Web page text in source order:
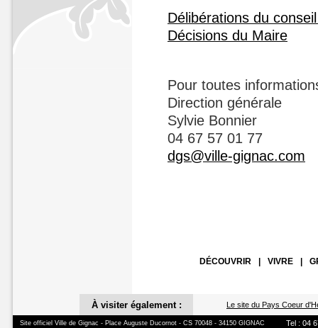
Délibérations du
Décisions du Maire
Pour toutes
Direction générale
Sylvie Bonnier
04 67 57 01 77
dgs@ville-gignac.com
DÉCOUVRIR VIVRE
Le site du Pays Coeur
À visiter également :
Site officiel Ville de Gignac - Place Auguste Ducornot - CS 70048 - 34150 GIGNAC Tel : 04